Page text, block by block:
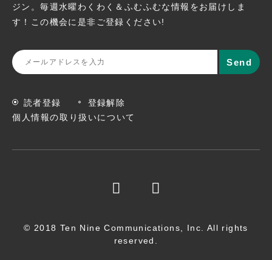
ジン。毎週水曜わくわく＆ふむふむな情報をお届けしま
す！この機会に 是非ご登録ください!
読者登録
登録解除
個人情報の取り扱いについて
© 2018 Ten Nine Communications, Inc. All rights
reserved.